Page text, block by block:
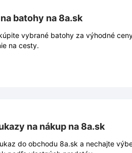
batohy na 8a.sk
vybrané batohy za výhodné
na cesty.
na nákup na 8a.sk
do obchodu 8a.sk a nechajte